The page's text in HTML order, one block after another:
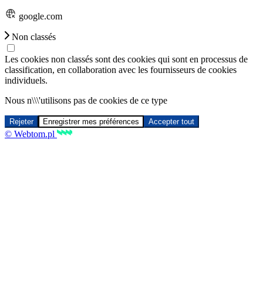
google.com
Non classés
Les cookies non classés sont des cookies qui sont en processus de
classification, en collaboration avec les fournisseurs de cookies
individuels.
Nous n\\\'utilisons pas de cookies de ce type
Rejeter Enregistrer mes préférences Accepter tout
© Webtom.pl